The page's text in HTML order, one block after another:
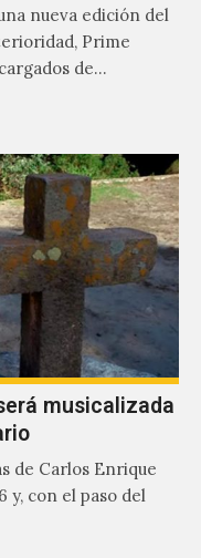
nueva edición del
Prime
de
musicalizada
de Carlos Enrique
y, con el paso del